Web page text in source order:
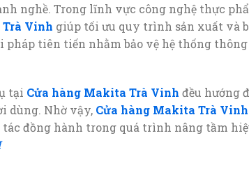
nghề. Trong lĩnh vực công nghệ thực
Vinh giúp tối ưu quy trình sản xuất và
pháp tiên tiến nhằm bảo vệ hệ thống
tại Cửa hàng Makita Trà Vinh đều hướng
dùng. Nhờ vậy, Cửa hàng Makita Trà Vinh
đồng hành trong quá trình nâng tầm